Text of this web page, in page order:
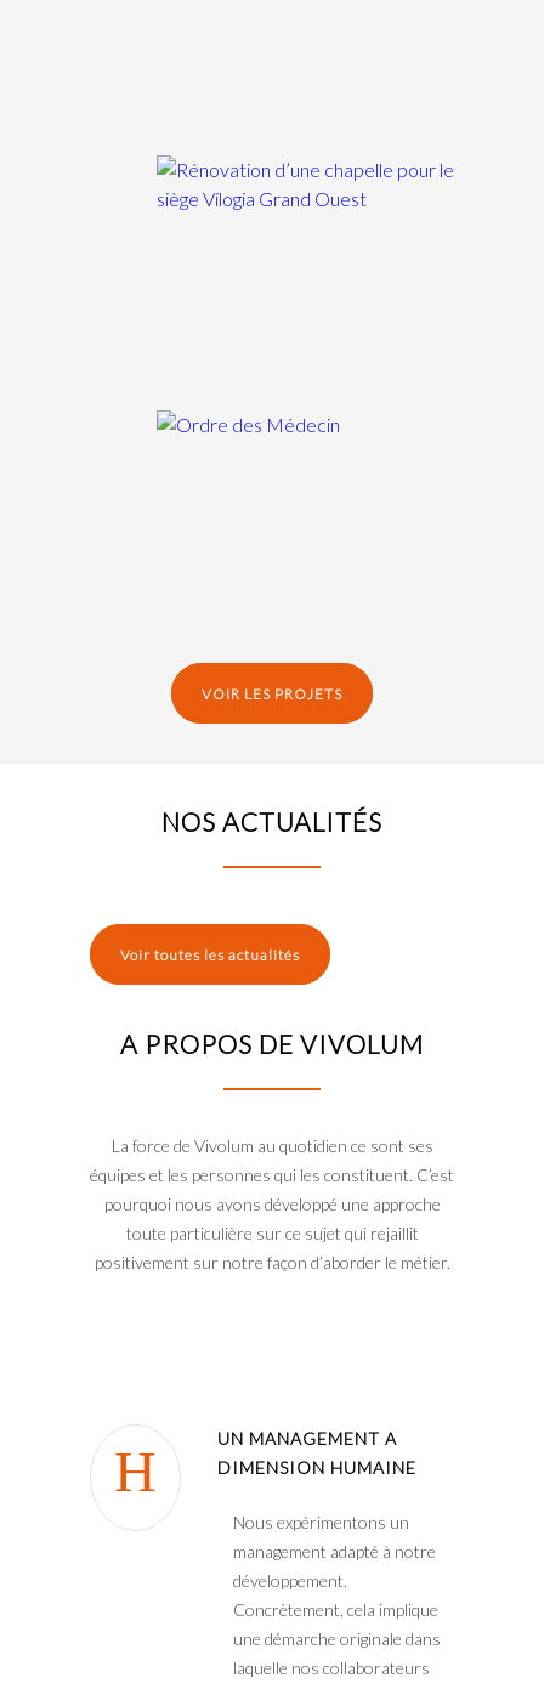
VOIR LES PROJETS
NOS ACTUALITÉS
Voir toutes les actualités
A PROPOS DE VIVOLUM
La force de Vivolum au quotidien ce sont ses
équipes et les personnes qui les constituent. C’est
pourquoi nous avons développé une approche
toute particulière sur ce sujet qui rejaillit
positivement sur notre façon d’aborder le métier.
UN MANAGEMENT A
DIMENSION HUMAINE
Nous expérimentons un
management adapté à notre
développement.
Concrètement, cela implique
une démarche originale dans
laquelle nos collaborateurs